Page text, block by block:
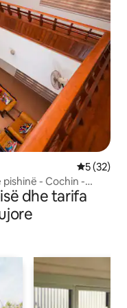
Vlerësimi
5 (32)
- Cochin -
dhe tarifa